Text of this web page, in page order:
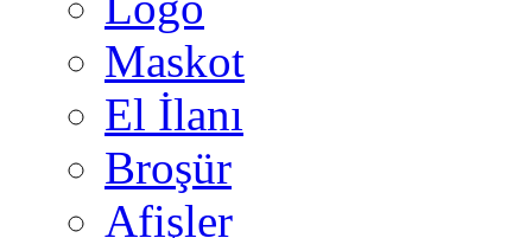
Maskot
El İlanı
Broşür
Afişler